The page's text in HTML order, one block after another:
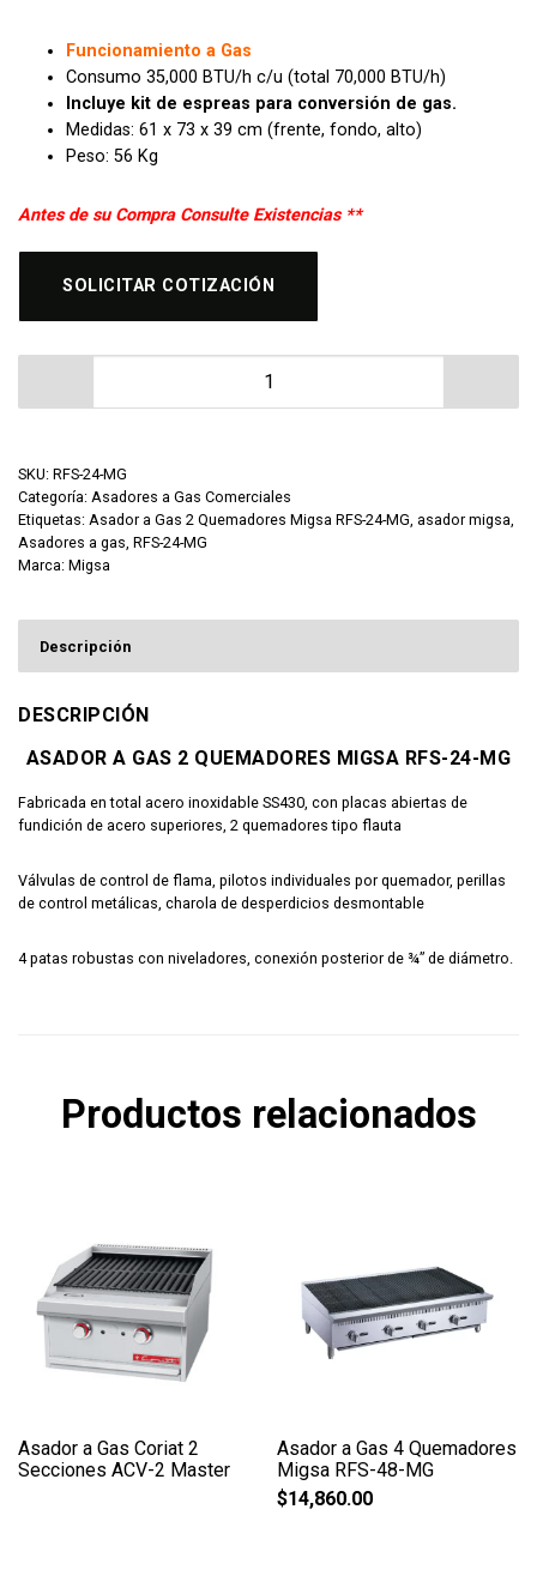
Funcionamiento a Gas
Consumo 35,000 BTU/h c/u (total 70,000 BTU/h)
Incluye kit de espreas para conversión de gas.
Medidas: 61 x 73 x 39 cm (frente, fondo, alto)
Peso: 56 Kg
Antes de su Compra Consulte Existencias **
SOLICITAR COTIZACIÓN
Asador a Gas 2 Quemadores Migsa RFS-24-MG
SKU: RFS-24-MG
Categoría: Asadores a Gas Comerciales
Etiquetas: Asador a Gas 2 Quemadores Migsa RFS-24-MG, asador migsa,
Asadores a gas, RFS-24-MG
Marca: Migsa
Descripción
DESCRIPCIÓN
ASADOR A GAS 2 QUEMADORES MIGSA RFS-24-MG
Fabricada en total acero inoxidable SS430, con placas abiertas de
fundición de acero superiores, 2 quemadores tipo flauta
Válvulas de control de flama, pilotos individuales por quemador, perillas
de control metálicas, charola de desperdicios desmontable
4 patas robustas con niveladores, conexión posterior de ¾” de diámetro.
Productos relacionados
Asador a Gas Coriat 2
Secciones ACV­-2 Master
Asador a Gas 4 Quemadores
Migsa RFS-48-MG
$14,860.00